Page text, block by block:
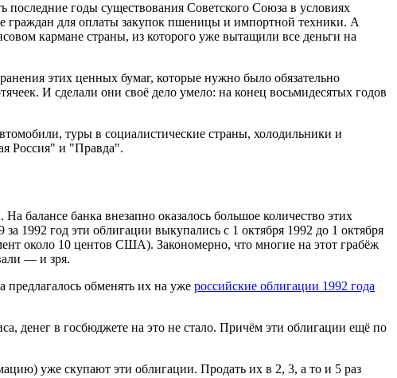
годы существования Советского Союза в условиях
граждан для оплаты закупок пшеницы и импортной техники. А
кармане страны, из которого уже вытащили все деньги на
этих ценных бумаг, которые нужно было обязательно
И сделали они своё дело умело: на конец восьмидесятых годов
туры в социалистические страны, холодильники и
Россия" и "Правда".
балансе банка внезапно оказалось большое количество этих
1992 год эти облигации выкупались с 1 октября 1992 до 1 октября
около 10 центов США). Закономерно, что многие на этот грабёж
— и зря.
обменять их на уже российские облигации 1992 года
денег в госбюджете на это не стало. Причём эти облигации ещё по
уже скупают эти облигации. Продать их в 2, 3, а то и 5 раз